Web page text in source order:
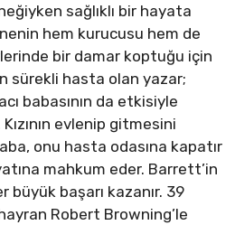
sağlıklı bir hayata
hem kurucusu hem de
bir damar koptuğu için
sürekli hasta olan yazar;
babasının da etkisiyle
evlenip gitmesini
onu hasta odasına kapatır
mahkum eder. Barrett’in
büyük başarı kazanır. 39
Robert Browning’le